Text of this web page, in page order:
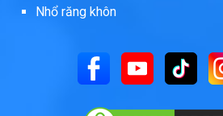
Nhổ răng khôn